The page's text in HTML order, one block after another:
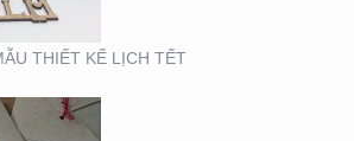
THIẾT KẾ LỊCH TẾT